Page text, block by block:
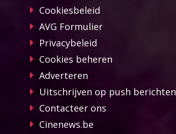
Cookiesbeleid
AVG Formulier
Privacybeleid
Cookies beheren
Adverteren
Uitschrijven op push berichten
Contacteer ons
Cinenews.be